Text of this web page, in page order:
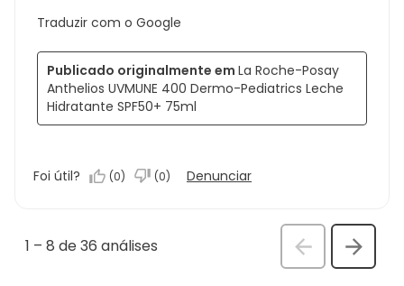
Traduzir com o Google
Publicado originalmente em La Roche-Posay
Anthelios UVMUNE 400 Dermo-Pediatrics Leche
Hidratante SPF50+ 75ml
Foi útil? (0) (0) Denunciar
1 – 8 de 36 análises
Anterior